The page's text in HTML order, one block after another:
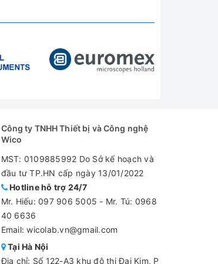
Công ty TNHH Thiết bị và Công nghệ
Wico
MST: 0109885992 Do Sở kế hoạch và
đầu tư TP.HN cấp ngày 13/01/2022
Hotline hỗ trợ 24/7
Mr. Hiếu: 097 906 5005 - Mr. Tú: 0968
40 6636
Email: wicolab.vn@gmail.com
Tại Hà Nội
Địa chỉ: Số 122-A3 khu đô thị Đại Kim, P